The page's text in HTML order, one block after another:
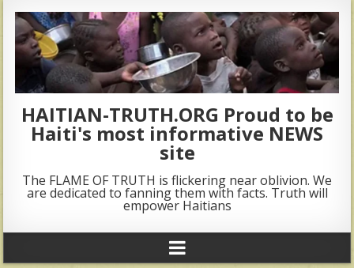
HAITIAN-TRUTH.ORG Proud to be
Haiti's most informative NEWS
site
The FLAME OF TRUTH is flickering near oblivion. We
are dedicated to fanning them with facts. Truth will
empower Haitians